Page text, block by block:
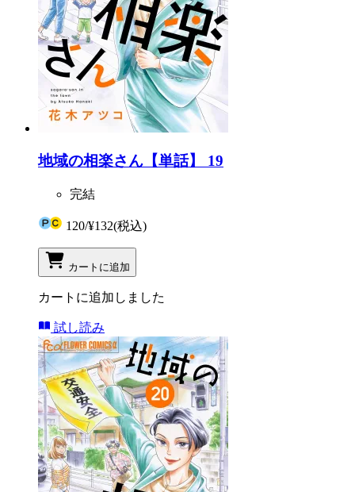
地域の相楽さん【単話】 19
完結
120/¥132(税込)
カートに追加
カートに追加しました
試し読み